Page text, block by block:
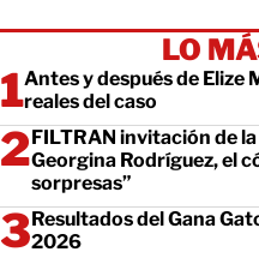
LO
Antes y después de Elize
reales del caso
FILTRAN invitación de
Georgina Rodríguez, el
sorpresas”
Resultados del Gana
2026